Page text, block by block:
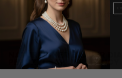
Teilen
Facebook
teilen
NATÜRLICHER BLAUER
PERUZZI-SCHLIFF | FANCY